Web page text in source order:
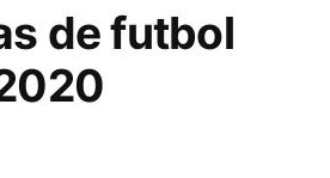
de futbol